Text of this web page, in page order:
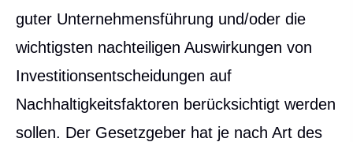
guter Unternehmensführung und/oder die
wichtigsten nachteiligen Auswirkungen von
Investitionsentscheidungen auf
Nachhaltigkeitsfaktoren berücksichtigt werden
sollen. Der Gesetzgeber hat je nach Art des